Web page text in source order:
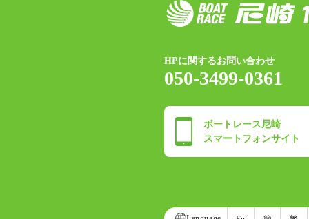
HPに関するお問い合わせ
050-3499-0361
ボートレース尼崎
スマートフォンサイト